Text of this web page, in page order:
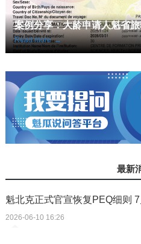
案例分享：大龄申请人魁省
Read more →
最新
魁北克正式官宣恢复PEQ细则
2026-06-10 16:26